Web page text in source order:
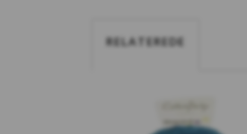
RELATEREDE